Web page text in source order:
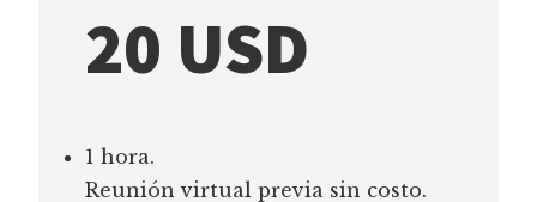
20 USD
1 hora.
Reunión virtual previa sin costo.